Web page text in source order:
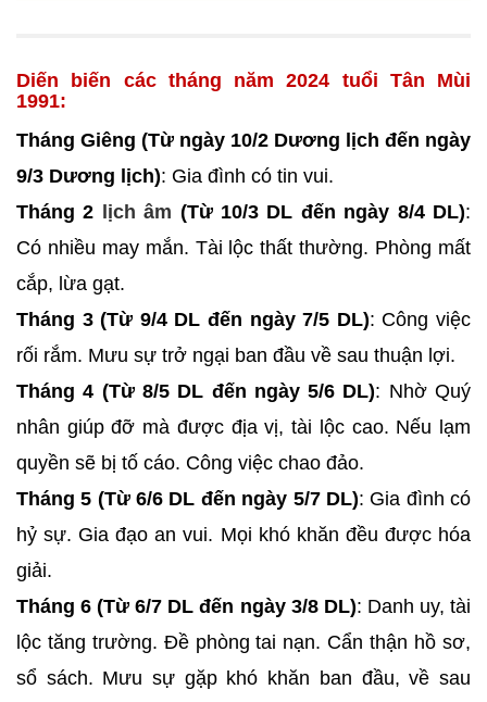
Diến biến các tháng năm 2024 tuổi Tân Mùi
1991:
Tháng Giêng (Từ ngày 10/2 Dương lịch đến ngày
9/3 Dương lịch): Gia đình có tin vui.
Tháng 2
lịch âm (Từ 10/3 DL đến ngày 8/4 DL):
Có nhiều may mắn. Tài lộc thất thường. Phòng mất
cắp, lừa gạt.
Tháng 3 (Từ 9/4 DL đến ngày 7/5 DL): Công việc
rối rắm. Mưu sự trở ngại ban đầu về sau thuận lợi.
Tháng 4 (Từ 8/5 DL đến ngày 5/6 DL): Nhờ Quý
nhân giúp đỡ mà được địa vị, tài lộc cao. Nếu lạm
quyền sẽ bị tố cáo. Công việc chao đảo.
Tháng 5 (Từ 6/6 DL đến ngày 5/7 DL): Gia đình có
hỷ sự. Gia đạo an vui. Mọi khó khăn đều được hóa
giải.
Tháng 6 (Từ 6/7 DL đến ngày 3/8 DL): Danh uy, tài
lộc tăng trường. Đề phòng tai nạn. Cẩn thận hồ sơ,
sổ sách. Mưu sự gặp khó khăn ban đầu, về sau